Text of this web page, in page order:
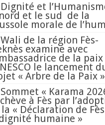
Dignité et
et le sud de la
morale de
Wali de la région Fès-
examine avec
de la
le lancement
« Arbre de la Paix
« Karama
à Fès par
« Déclaration de
humaine »